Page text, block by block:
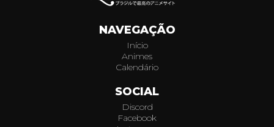
NAVEGAÇÃO
Início
Animes
Calendário
SOCIAL
Discord
Facebook